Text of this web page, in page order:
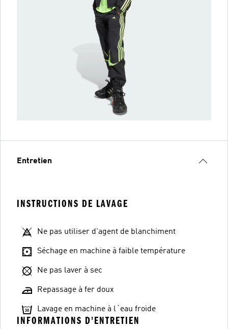
Entretien
INSTRUCTIONS DE LAVAGE
Ne pas utiliser d'agent de blanchiment
Séchage en machine à faible température
Ne pas laver à sec
Repassage à fer doux
Lavage en machine à l´eau froide
INFORMATIONS D'ENTRETIEN